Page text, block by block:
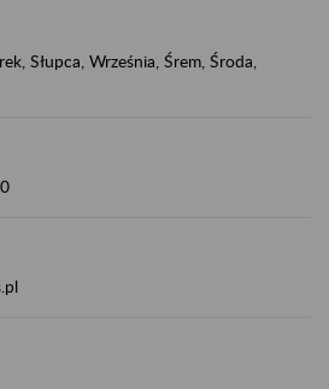
Słupca, Września, Śrem, Środa,